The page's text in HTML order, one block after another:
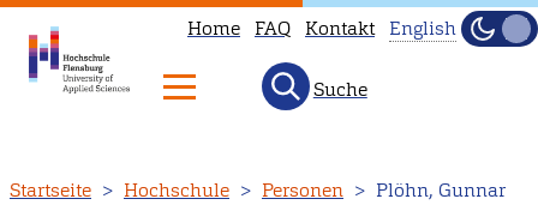
zum
Home FAQ Kontakt
not
English
Hell
Suche
Startseite Hochschule Personen Plöhn, Gunnar